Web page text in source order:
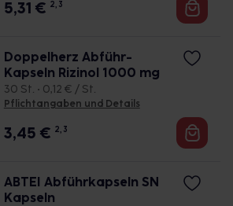
5,31 € 2, 3
Doppelherz Abführ-
Kapseln Rizinol 1000 mg
30 St. • 0,12 € / St.
Pflichtangaben und Details
3,45 € 2, 3
ABTEI Abführkapseln SN
Kapseln